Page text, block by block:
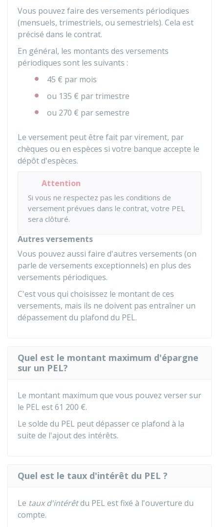
Vous pouvez faire des versements périodiques
(mensuels, trimestriels, ou semestriels). Cela est
précisé dans le contrat.
En général, les montants des versements
périodiques sont les suivants :
45 € par mois
ou 135 € par trimestre
ou 270 € par semestre
Le versement peut être fait par virement, par
chèques ou en espèces si votre banque accepte le
dépôt d'espèces.
Attention
Si vous ne respectez pas les conditions de
versement prévues dans le contrat, votre PEL
sera clôturé.
Autres versements
Vous pouvez aussi faire d'autres versements (on
parle de versements exceptionnels) en plus des
versements périodiques.
C'est vous qui choisissez le montant de ces
versements, mais ils ne doivent pas entraîner un
dépassement du plafond du PEL.
Quel est le montant maximum d'épargne
sur un PEL?
Le montant maximum que vous pouvez verser sur
le PEL est61 200 €.
Le solde du PEL peut dépasser ce plafond à la
suite de l'ajout des intérêts.
Quel est le taux d'intérêt du PEL ?
Le taux d'intérêtdu PEL est fixé à l'ouverture du
compte.